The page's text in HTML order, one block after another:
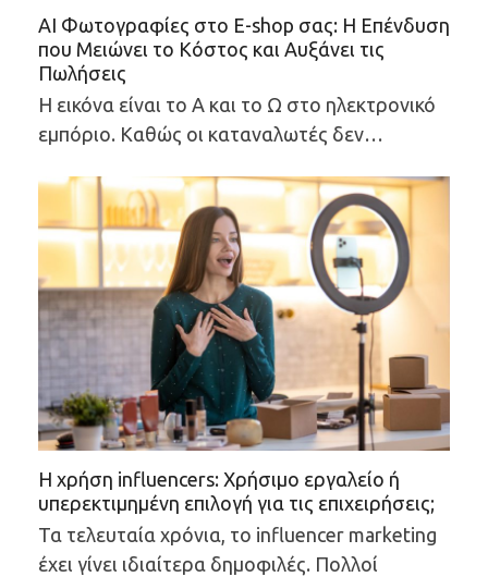
AI Φωτογραφίες στο E-shop σας: Η Επένδυση
που Μειώνει το Κόστος και Αυξάνει τις
Πωλήσεις
Η εικόνα είναι το Α και το Ω στο ηλεκτρονικό
εμπόριο. Καθώς οι καταναλωτές δεν…
Η χρήση influencers: Χρήσιμο εργαλείο ή
υπερεκτιμημένη επιλογή για τις επιχειρήσεις;
Τα τελευταία χρόνια, το influencer marketing
έχει γίνει ιδιαίτερα δημοφιλές. Πολλοί